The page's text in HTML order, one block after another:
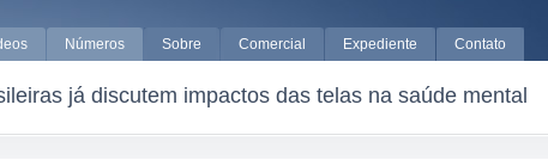
Números Sobre Comercial Expediente Contato
já discutem impactos das telas na saúde mental